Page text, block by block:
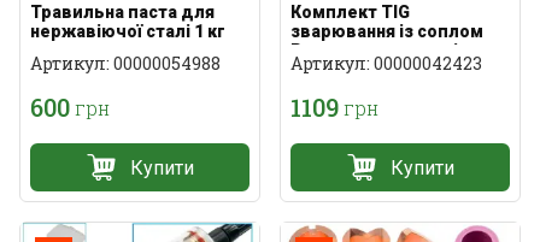
Травильна паста для
нержавіючої сталі 1 кг
Артикул: 00000054988
600грн
Купити
Комплект TIG
зварювання із соплом
Pyrex та газовою лінзою
WP-17/18/26
Артикул: 00000042423
1109грн
Купити